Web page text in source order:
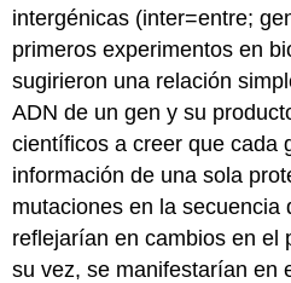
intergénicas (inter=entre;
primeros experimentos en
sugirieron una relación
ADN de un gen y su
científicos a creer que cada
información de una sola
mutaciones en la secuencia
reflejarían en cambios en el
su vez, se manifestarían en